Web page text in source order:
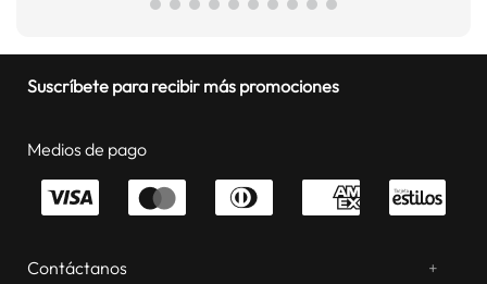
Suscríbete para recibir más promociones
Medios de pago
Contáctanos +